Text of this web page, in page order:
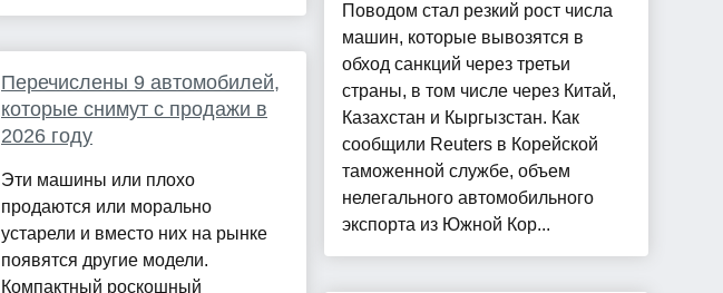
Перечислены 9 автомобилей,
которые снимут с продажи в
2026 году
Эти машины или плохо
продаются или морально
устарели и вместо них на рынке
появятся другие модели.
Компактный роскошный
Поводом стал резкий рост числа
машин, которые вывозятся в
обход санкций через третьи
страны, в том числе через Китай,
Казахстан и Кыргызстан. Как
сообщили Reuters в Корейской
таможенной службе, объем
нелегального автомобильного
экспорта из Южной Кор...